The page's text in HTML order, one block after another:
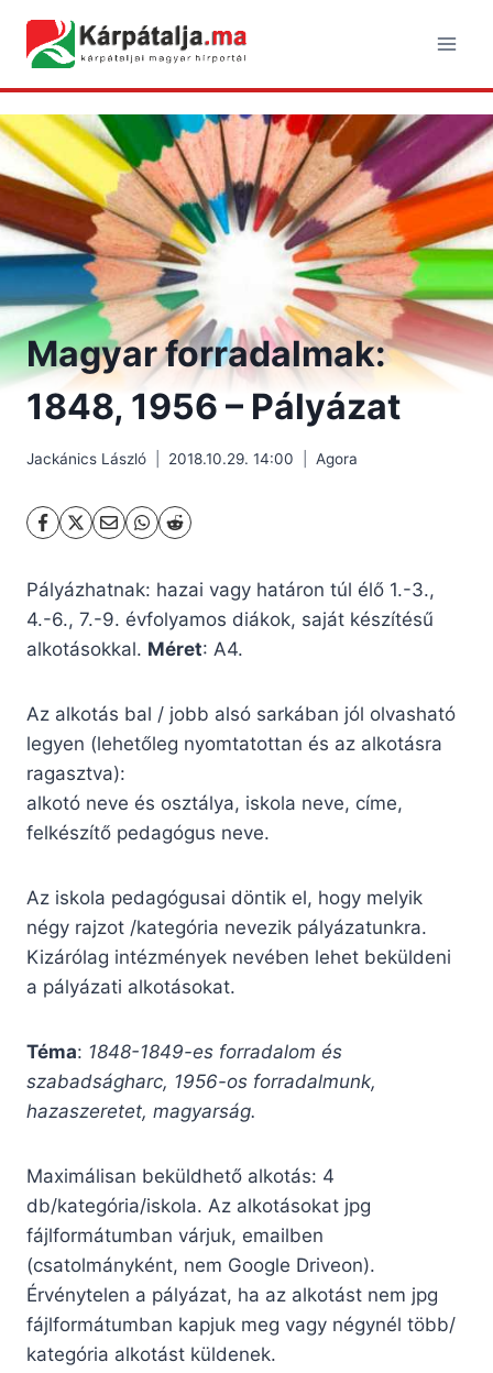
content
Magyar forradalmak:
1848, 1956 – Pályázat
Jackánics László 2018.10.29. 14:00 Agora
Pályázhatnak: hazai vagy határon túl élő 1.-3.,
4.-6., 7.-9. évfolyamos diákok, saját készítésű
alkotásokkal. Méret: A4.
Az alkotás bal / jobb alsó sarkában jól olvasható
legyen (lehetőleg nyomtatottan és az alkotásra
ragasztva):
alkotó neve és osztálya, iskola neve, címe,
felkészítő pedagógus neve.
Az iskola pedagógusai döntik el, hogy melyik
négy rajzot /kategória nevezik pályázatunkra.
Kizárólag intézmények nevében lehet beküldeni
a pályázati alkotásokat.
Téma: 1848-1849-es forradalom és
szabadságharc, 1956-os forradalmunk,
hazaszeretet, magyarság.
Maximálisan beküldhető alkotás: 4
db/kategória/iskola. Az alkotásokat jpg
fájlformátumban várjuk, emailben
(csatolmányként, nem Google Driveon).
Érvénytelen a pályázat, ha az alkotást nem jpg
fájlformátumban kapjuk meg vagy négynél több/
kategória alkotást küldenek.